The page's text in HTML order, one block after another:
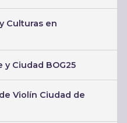
Culturas en
Ciudad BOG25
Violín Ciudad de